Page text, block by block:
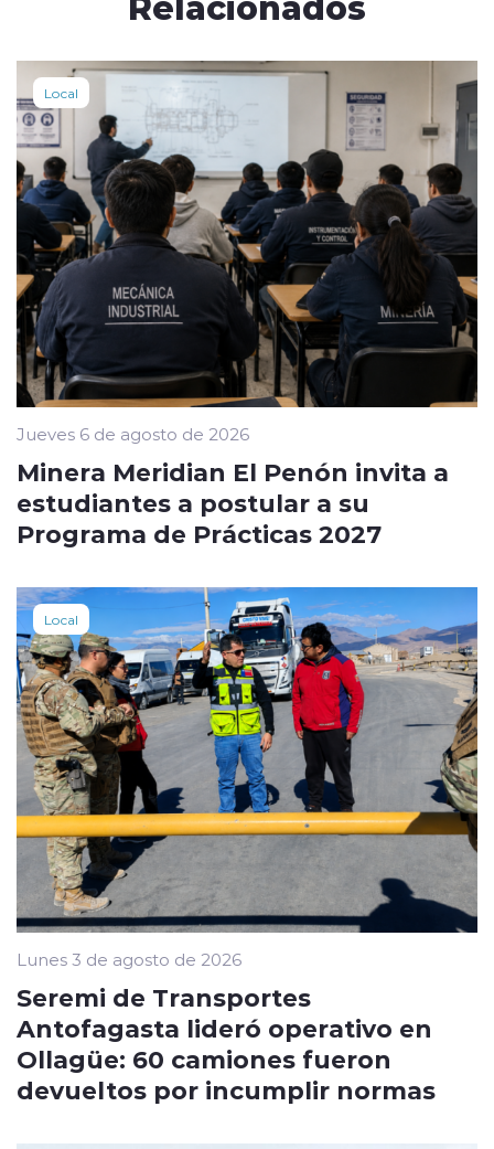
Local
Jueves 6 de agosto de 2026
Minera Meridian El Penón invita a
estudiantes a postular a su
Programa de Prácticas 2027
Local
Lunes 3 de agosto de 2026
Seremi de Transportes
Antofagasta lideró operativo en
Ollagüe: 60 camiones fueron
devueltos por incumplir normas